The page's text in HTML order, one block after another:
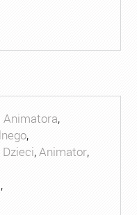
Animatora,
,
,Animator,
,